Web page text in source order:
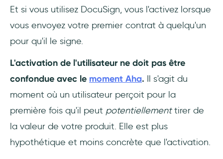
Et si vous utilisez DocuSign, vous l'activez lorsque
vous envoyez votre premier contrat à quelqu'un
pour qu'il le signe.
L'activation de l'utilisateur ne doit pas être
confondue avec le moment Aha. Il s'agit du
moment où un utilisateur perçoit pour la
première fois qu'il peut potentiellementtirer de
la valeur de votre produit. Elle est plus
hypothétique et moins concrète que l'activation.